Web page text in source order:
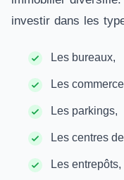
investir dans les
Les bureaux,
Les
Les parkings,
Les centres
Les entrepôts,